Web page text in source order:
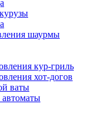
шаурмы
кур-гриль
хот-догов
ваты